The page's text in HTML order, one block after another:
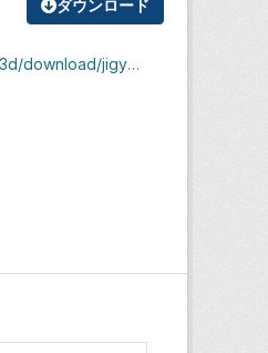
ダウンロード
r2-mokuji.pdf